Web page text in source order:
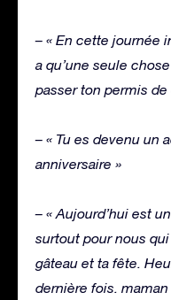
– « En cette journée
a qu’une seule
passer ton permis de
– « Tu es devenu un
anniversaire »
– « Aujourd’hui est
surtout pour nous
gâteau et ta fête.
dernière fois. maman